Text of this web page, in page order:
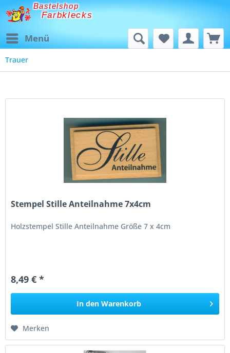
Bastelshop
Farbklecks
Menü
Trauer
Stempel Stille Anteilnahme 7x4cm
Holzstempel Stille Anteilnahme Größe 7 x 4cm
8,49 € *
In den Warenkorb
Merken